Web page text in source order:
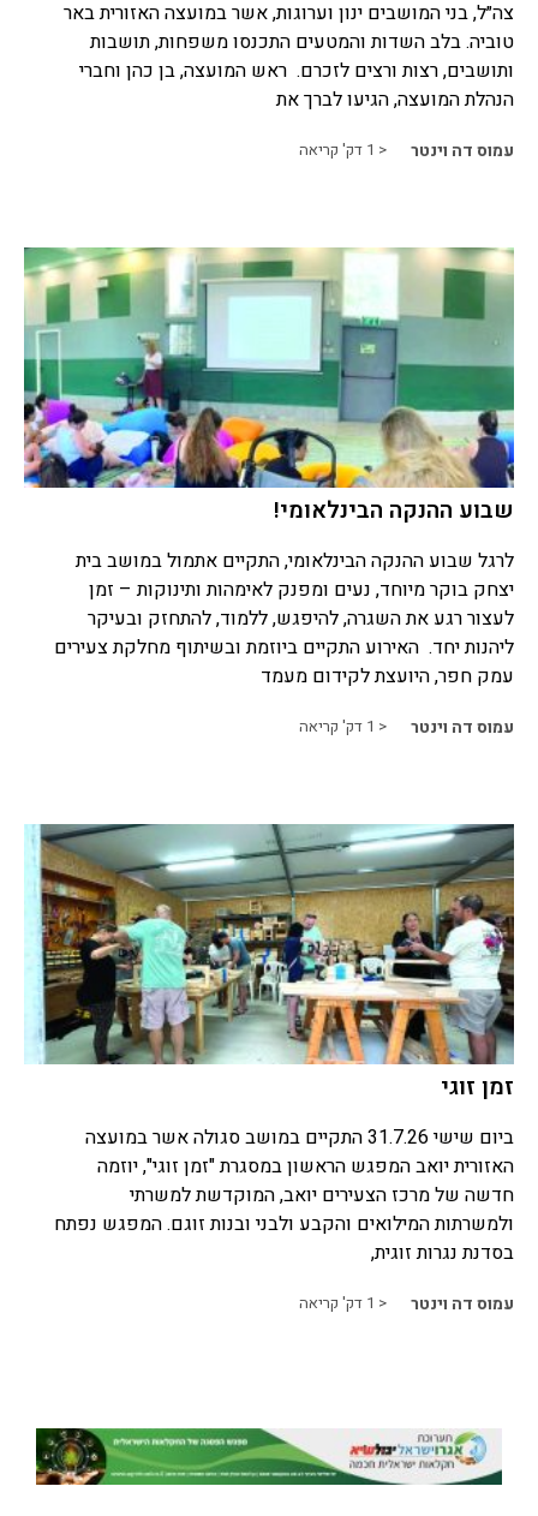
צה״ל, בני המושבים ינון וערוגות, אשר במועצה האזורית באר
טוביה. בלב השדות והמטעים התכנסו משפחות, תושבות
ותושבים, רצות ורצים לזכרם. ראש המועצה, בן כהן וחברי
הנהלת המועצה, הגיעו לברך את
עמוס דה וינטר < 1 דק' קריאה
שבוע ההנקה הבינלאומי!
לרגל שבוע ההנקה הבינלאומי, התקיים אתמול במושב בית
יצחק בוקר מיוחד, נעים ומפנק לאימהות ותינוקות – זמן
לעצור רגע את השגרה, להיפגש, ללמוד, להתחזק ובעיקר
ליהנות יחד. האירוע התקיים ביוזמת ובשיתוף מחלקת צעירים
עמק חפר, היועצת לקידום מעמד
עמוס דה וינטר < 1 דק' קריאה
זמן זוגי
ביום שישי 31.7.26 התקיים במושב סגולה אשר במועצה
האזורית יואב המפגש הראשון במסגרת "זמן זוגי", יוזמה
חדשה של מרכז הצעירים יואב, המוקדשת למשרתי
ולמשרתות המילואים והקבע ולבני ובנות זוגם. המפגש נפתח
בסדנת נגרות זוגית,
עמוס דה וינטר < 1 דק' קריאה